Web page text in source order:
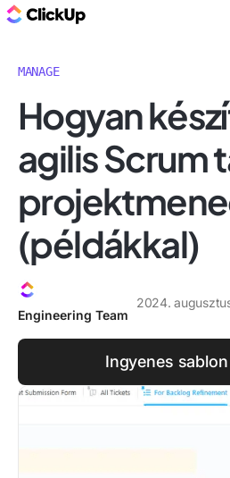
MANAGE
Hogyan
agilis Scrum
(példákkal)
Engineering Team
2024.
Ingyenes